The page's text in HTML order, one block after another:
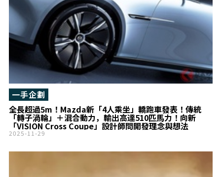
全長超過5m！Mazda新「4人乘坐」轎跑車發表！傳統
「轉子渦輪」＋混合動力，輸出高達510匹馬力！向新
「VISION Cross Coupe」設計師問開發理念與想法
一手企劃
2025-11-29